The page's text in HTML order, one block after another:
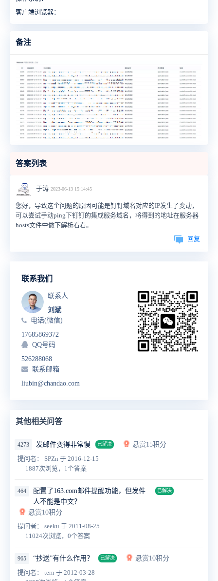
客户端浏览器：
备注
答案列表
于涛 2023-06-13 15:14:45
您好，导致这个问题的原因可能是钉钉域名对应的IP发生了变动，
可以尝试手动ping下钉钉的集成服务域名，将得到的地址在服务器
hosts文件中做下解析看看。
回复
联系我们
联系人
刘斌
电话(微信)
17685869372
QQ号码
526288068
联系邮箱
liubin@chandao.com
其他相关问答
4273 发邮件变得非常慢 已解决
悬赏15积分
提问者： SPZn 于 2016-12-15
1887次浏览，1个答案
464
配置了163.com邮件提醒功能，但发件
人不能是中文？
已解决
悬赏10积分
提问者： seeku 于 2011-08-25
11024次浏览，0个答案
965 “抄送”有什么作用？ 已解决
悬赏10积分
提问者： tern 于 2012-03-28